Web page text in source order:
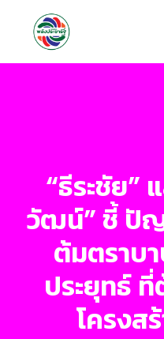
“ธีระชัย”
วัฒน์” ชี้ ปัญ
ต้มตราบ
ประยุทธ์
โครงส